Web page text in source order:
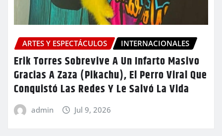
ARTES Y ESPECTÁCULOS INTERNACIONALES
Erik Torres Sobrevive A Un Infarto Masivo
Gracias A Zaza (Pikachu), El Perro Viral Que
Conquistó Las Redes Y Le Salvó La Vida
admin Jul 9, 2026